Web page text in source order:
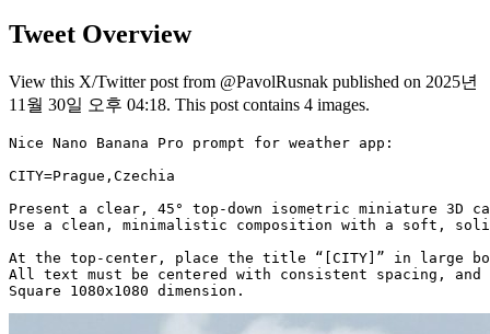
Tweet Overview
View this X/Twitter post from @PavolRusnak published on 2025년
11월 30일 오후 04:18. This post contains 4 images.
Nice Nano Banana Pro prompt for weather app:
CITY=Prague,Czechia
Present a clear, 45° top-down isometric miniature
Use a clean, minimalistic composition with a soft,
At the top-center, place the title “[CITY]” in large
All text must be centered with consistent spacing,
Square 1080x1080 dimension.